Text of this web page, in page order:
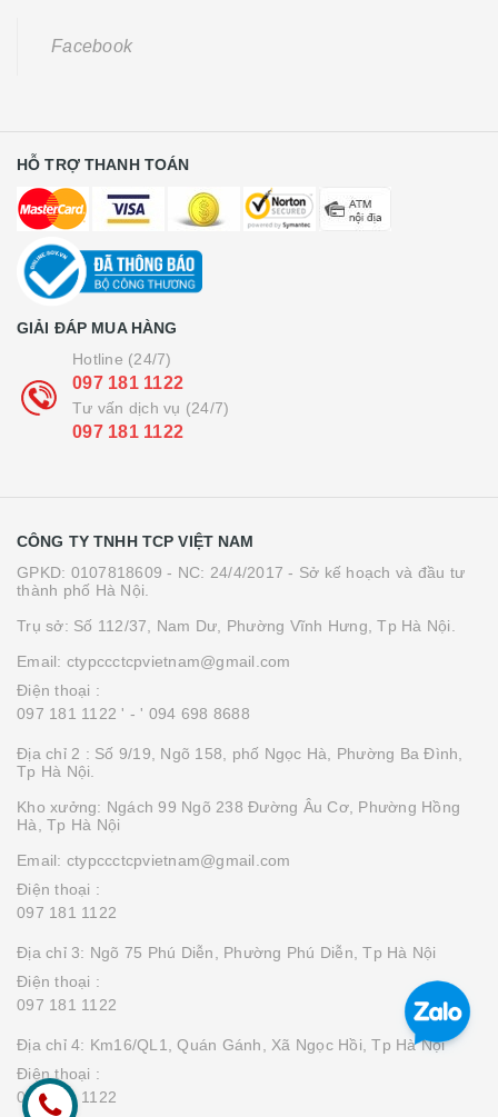
Facebook
HỖ TRỢ THANH TOÁN
GIẢI ĐÁP MUA HÀNG
Hotline (24/7)
097 181 1122
Tư vấn dịch vụ (24/7)
097 181 1122
CÔNG TY TNHH TCP VIỆT NAM
GPKD: 0107818609 - NC: 24/4/2017 - Sở kế hoạch và đầu tư
thành phố Hà Nội.
Trụ sở: Số 112/37, Nam Dư, Phường Vĩnh Hưng, Tp Hà Nội.
Email: ctypccctcpvietnam@gmail.com
Điện thoại :
097 181 1122 ' - ' 094 698 8688
Địa chỉ 2 : Số 9/19, Ngõ 158, phố Ngọc Hà, Phường Ba Đình,
Tp Hà Nội.
Kho xưởng: Ngách 99 Ngõ 238 Đường Âu Cơ, Phường Hồng
Hà, Tp Hà Nội
Email: ctypccctcpvietnam@gmail.com
Điện thoại :
097 181 1122
Địa chỉ 3: Ngõ 75 Phú Diễn, Phường Phú Diễn, Tp Hà Nội
Điện thoại :
097 181 1122
Địa chỉ 4: Km16/QL1, Quán Gánh, Xã Ngọc Hồi, Tp Hà Nội
Điện thoại :
097 181 1122